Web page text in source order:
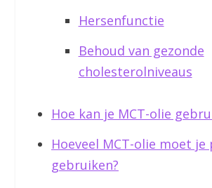
Hersenfunctie
Behoud van gezonde
cholesterolniveaus
Hoe kan je MCT-olie
Hoeveel MCT-olie moet je
gebruiken?